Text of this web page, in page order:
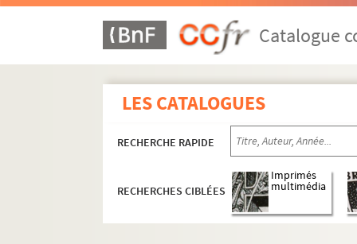
Catalogue
LES CATALOGUES
RECHERCHE RAPIDE
RECHERCHES CIBLÉES
Imprimés
multimédia
Paris
Vues aériennes et panoramas
Rues
Bois, parcs et jardins
Lieux officiels et culturels